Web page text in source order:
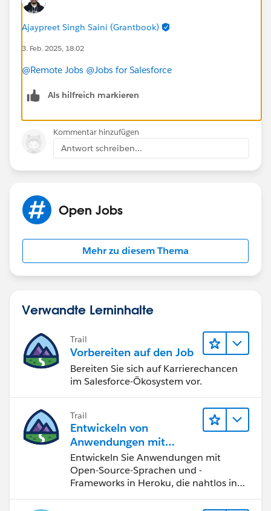
Ajaypreet Singh Saini (Grantbook)
3. Feb. 2025, 18:02
@Remote Jobs @Jobs for Salesforce
Als hilfreich markieren
Kommentar hinzufügen
Antwort schreiben...
Open Jobs
Mehr zu diesem Thema
Verwandte Lerninhalte
Trail
Vorbereiten auf den Job
Bereiten Sie sich auf Karrierechancen
im Salesforce-Ökosystem vor.
Trail
Entwickeln von
Anwendungen mit
Heroku Enterprise
Entwickeln Sie Anwendungen mit
Open-Source-Sprachen und -
Frameworks in Heroku, die nahtlos in
Salesforce integriert werden können.